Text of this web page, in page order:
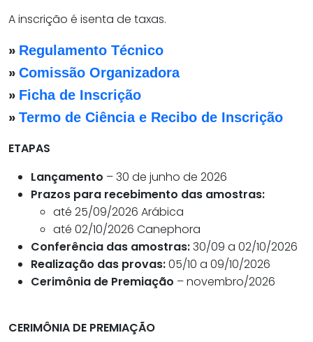
A inscrição é isenta de taxas.
» Regulamento Técnico
» Comissão Organizadora
» Ficha de Inscrição
» Termo de Ciência e Recibo de Inscrição
ETAPAS
Lançamento – 30 de junho de 2026
Prazos para recebimento das amostras:
até 25/09/2026 Arábica
até 02/10/2026 Canephora
Conferência das amostras:30/09 a 02/10/2026
Realização das provas:05/10 a 09/10/2026
Cerimônia de Premiação – novembro/2026
CERIMÔNIA DE PREMIAÇÃO